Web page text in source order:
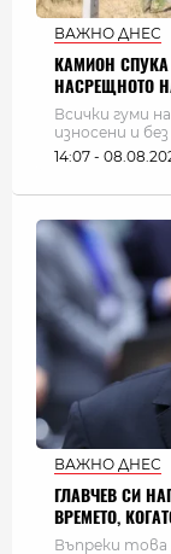
ВАЖНО ДНЕС
КАМИОН
НАСРЕЩНОТО
Всички гуми
износени и
14:07 -
ВАЖНО ДНЕС
ГЛАВЧЕВ СИ
ВРЕМЕТО,
Въпреки